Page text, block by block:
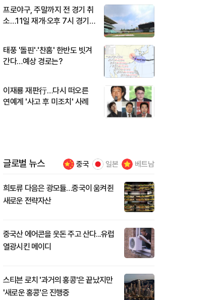
프로야구, 주말까지 전 경기 취
소…11일 재개·오후 7시 경기
태풍 '돌핀'·'찬홈' 한반도 빗겨
간다…예상 경로는?
이재룡 재판行…다시 떠오른
연예계 '사고 후 미조치' 사례
글로벌 뉴스 중국 일본 베트남
희토류 다음은 광모듈…중국이 움켜쥔
새로운 전략자산
중국산 에어콘을 웃돈 주고 산다...유럽
열광시킨 메이디
스티븐 로치 '과거의 홍콩'은 끝났지만
'새로운 홍콩'은 진행중